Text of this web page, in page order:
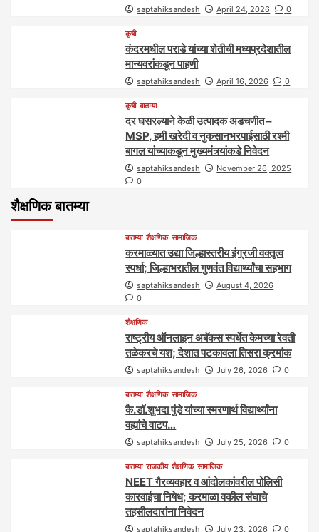
saptahiksandesh April 24, 2026 0
कृषी
कंदरमधील पराडे यांच्या शेतीची मध्यप्रदेशातील
मान्यवरांकडून पाहणी
saptahiksandesh April 16, 2026 0
कृषी बातम्या
दर घसरल्याने केळी उत्पादक अडचणीत –
MSP, हमी खरेदी व नुकसानभरपाईसाठी रश्मी
बागल यांच्याकडून मुख्यमंत्र्यांकडे निवेदन
saptahiksandesh
November 26, 2025
0
शैक्षणिक बातम्या
बातम्या शैक्षणिक सामाजिक
करमाळ्यात उद्या जिल्हास्तरीय इंग्रजी वक्तृत्व
स्पर्धा; जिल्हाभरातील गुणवंत विद्यार्थ्यांचा सहभाग
saptahiksandesh
August 4, 2026
0
शैक्षणिक
राष्ट्रीय ऑनलाइन अबॅकस स्पर्धेत केमच्या रेवती
तळेकरचे यश; देशात पटकावला तिसरा क्रमांक
saptahiksandesh July 26, 2026 0
बातम्या शैक्षणिक सामाजिक
कै.डॉ.शुभदा पुंडे यांच्या स्मरणार्थ विद्यार्थ्यांना
वह्यांचे वाटप…
saptahiksandesh July 25, 2026 0
बातम्या राजकीय शैक्षणिक सामाजिक
NEET गैरव्यवहार व आंदोलकांवरील पोलिसी
कारवाईचा निषेध; करमाळा वकील संघाचे
तहसीलदारांना निवेदन
saptahiksandesh July 23, 2026 0